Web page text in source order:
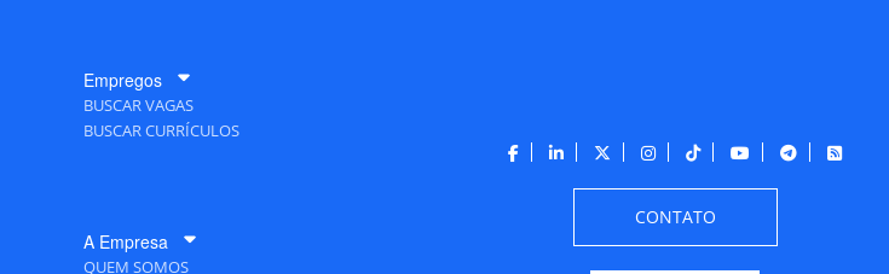
Empregos
BUSCAR VAGAS
BUSCAR CURRÍCULOS
A Empresa
QUEM SOMOS
CONTATO